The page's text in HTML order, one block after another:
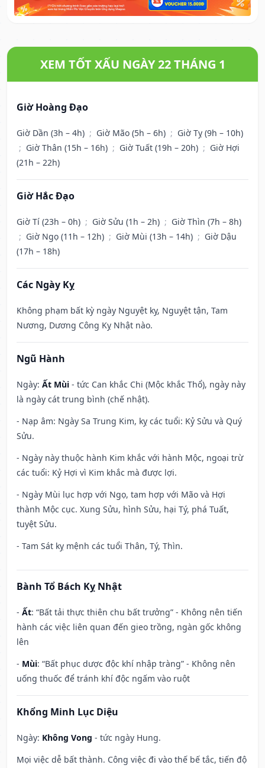
XEM TỐT XẤU NGÀY 22 THÁNG 1
Giờ Hoàng Đạo
Giờ Dần (3h – 4h) ; Giờ Mão (5h – 6h) ; Giờ Tỵ (9h – 10h)
; Giờ Thân (15h – 16h) ; Giờ Tuất (19h – 20h) ; Giờ Hợi
(21h – 22h)
Giờ Hắc Đạo
Giờ Tí (23h – 0h) ; Giờ Sửu (1h – 2h) ; Giờ Thìn (7h – 8h)
; Giờ Ngọ (11h – 12h) ; Giờ Mùi (13h – 14h) ; Giờ Dậu
(17h – 18h)
Các Ngày Kỵ
Không phạm bất kỳ ngày Nguyệt kỵ, Nguyệt tận, Tam
Nương, Dương Công Kỵ Nhật nào.
Ngũ Hành
Ngày: Ất Mùi - tức Can khắc Chi (Mộc khắc Thổ), ngày này
là ngày cát trung bình (chế nhật).
- Nạp âm: Ngày Sa Trung Kim, kỵ các tuổi: Kỷ Sửu và Quý
Sửu.
- Ngày này thuộc hành Kim khắc với hành Mộc, ngoại trừ
các tuổi: Kỷ Hợi vì Kim khắc mà được lợi.
- Ngày Mùi lục hợp với Ngọ, tam hợp với Mão và Hợi
thành Mộc cục. Xung Sửu, hình Sửu, hại Tý, phá Tuất,
tuyệt Sửu.
- Tam Sát kỵ mệnh các tuổi Thân, Tý, Thìn.
Bành Tổ Bách Kỵ Nhật
- Ất: “Bất tải thực thiên chu bất trưởng” - Không nên tiến
hành các việc liên quan đến gieo trồng, ngàn gốc không
lên
- Mùi: “Bất phục dược độc khí nhập tràng” - Không nên
uống thuốc để tránh khí độc ngấm vào ruột
Khổng Minh Lục Diệu
Ngày: Không Vong - tức ngày Hung.
Mọi việc dễ bất thành. Công việc đi vào thế bế tắc, tiến độ